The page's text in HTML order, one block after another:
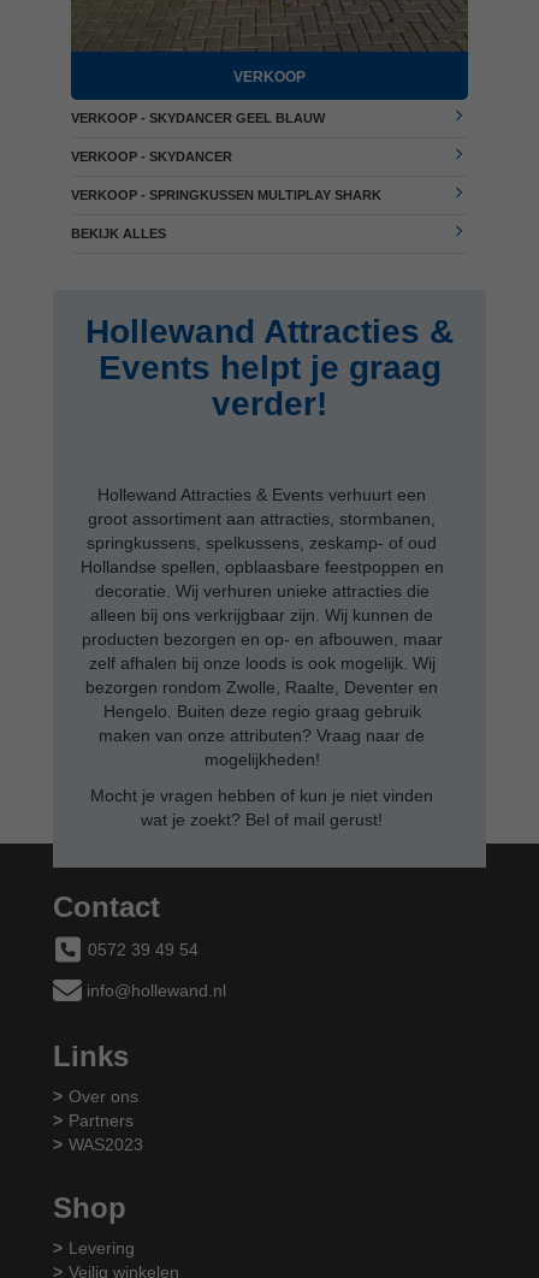
VERKOOP
VERKOOP - SKYDANCER GEEL BLAUW
VERKOOP - SKYDANCER
VERKOOP - SPRINGKUSSEN MULTIPLAY SHARK
BEKIJK ALLES
Hollewand Attracties &
Events helpt je graag
verder!
Hollewand Attracties & Events verhuurt een
groot assortiment aan attracties, stormbanen,
springkussens, spelkussens, zeskamp- of oud
Hollandse spellen, opblaasbare feestpoppen en
decoratie. Wij verhuren unieke attracties die
alleen bij ons verkrijgbaar zijn. Wij kunnen de
producten bezorgen en op- en afbouwen, maar
zelf afhalen bij onze loods is ook mogelijk. Wij
bezorgen rondom Zwolle, Raalte, Deventer en
Hengelo. Buiten deze regio graag gebruik
maken van onze attributen? Vraag naar de
mogelijkheden!
Mocht je vragen hebben of kun je niet vinden
wat je zoekt? Bel of mail gerust!
Contact
0572 39 49 54
info@hollewand.nl
Links
Over ons
Partners
WAS2023
Shop
Levering
Veilig winkelen